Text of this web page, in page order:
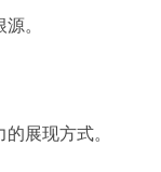
。
展现方式。